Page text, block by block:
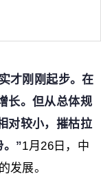
才刚刚起步。在
长。但从总体规
对较小，摧枯拉
。”1月26日，中
发展。